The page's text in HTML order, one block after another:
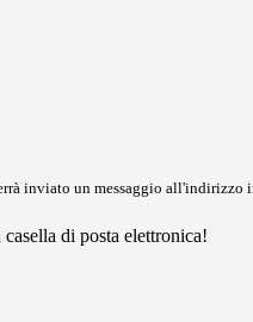
inviato un messaggio all'indirizzo
di posta elettronica!